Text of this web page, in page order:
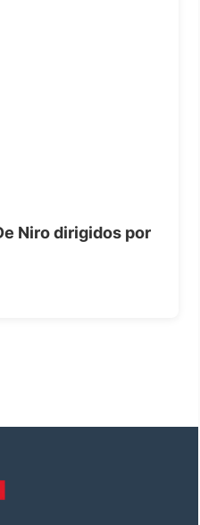
Niro dirigidos por